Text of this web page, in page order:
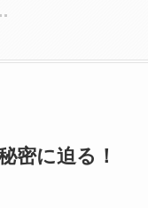
密に迫る！